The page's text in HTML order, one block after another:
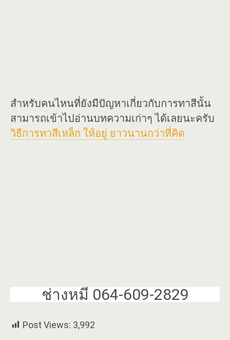
สำหรับคนไหนที่ยังมีปัญหาเกี่ยวกับการทาสีนั้น
สามารถเข้าไปอ่านบทความเก่าๆ ได้เลยนะครับ
วิธีการทาสีเหล็ก ให้อยู่ ยาวนานกว่าที่คิด
ช่างหมี 064-609-2829
Post Views: 3,992